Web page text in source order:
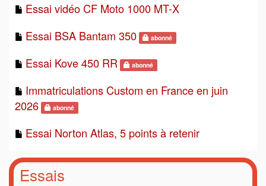
Essai vidéo CF Moto 1000 MT-X
Essai BSA Bantam 350
abonné
Essai Kove 450 RR abonné
Immatriculations Custom en France en juin
2026
abonné
Essai Norton Atlas, 5 points à retenir
Essais